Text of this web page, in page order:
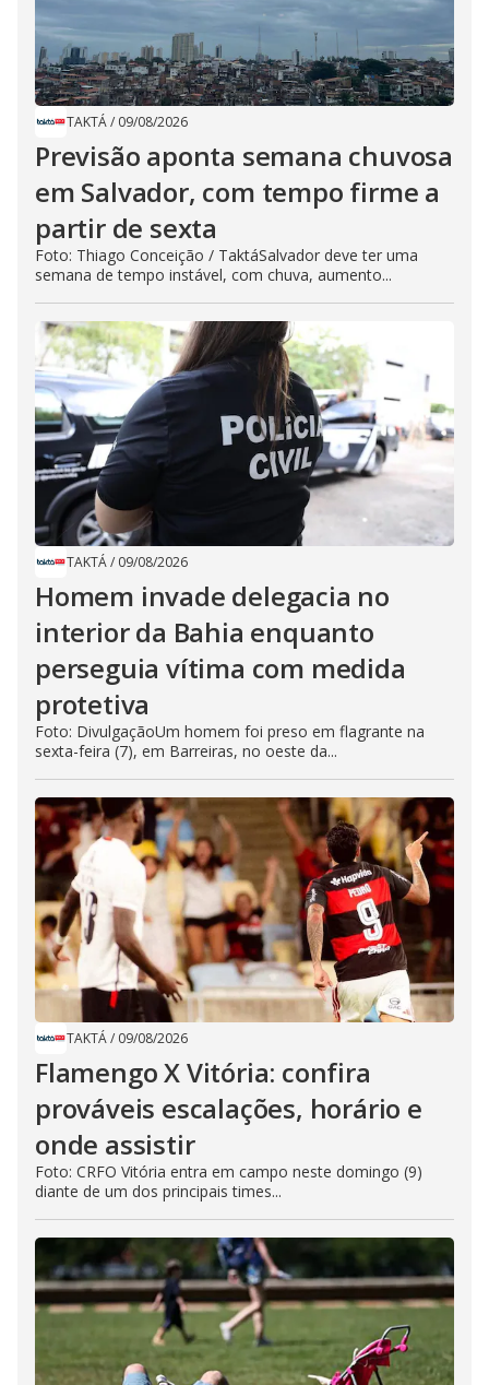
TAKTÁ/ 09/08/2026
Previsão aponta semana chuvosa
em Salvador, com tempo firme a
partir de sexta
Foto: Thiago Conceição / TaktáSalvador deve ter uma
semana de tempo instável, com chuva, aumento...
TAKTÁ/ 09/08/2026
Homem invade delegacia no
interior da Bahia enquanto
perseguia vítima com medida
protetiva
Foto: DivulgaçãoUm homem foi preso em flagrante na
sexta-feira (7), em Barreiras, no oeste da...
TAKTÁ/ 09/08/2026
Flamengo X Vitória: confira
prováveis escalações, horário e
onde assistir
Foto: CRFO Vitória entra em campo neste domingo (9)
diante de um dos principais times...